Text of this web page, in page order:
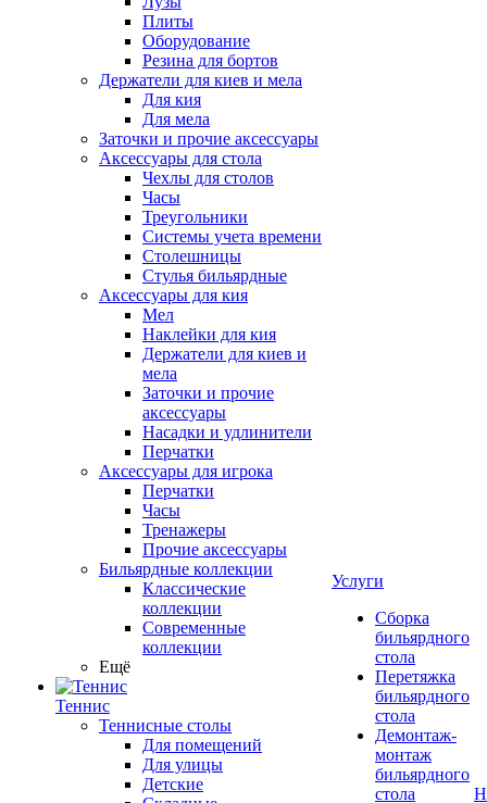
Плиты
Оборудование
Резина для бортов
Держатели для киев и мела
Для кия
Для мела
Заточки и прочие аксессуары
Аксессуары для стола
Чехлы для столов
Часы
Треугольники
Системы учета времени
Столешницы
Стулья бильярдные
Аксессуары для кия
Мел
Наклейки для кия
Держатели для киев и
мела
Заточки и прочие
аксессуары
Насадки и удлинители
Перчатки
Аксессуары для игрока
Перчатки
Часы
Тренажеры
Прочие аксессуары
Бильярдные коллекции
Классические
коллекции
Современные
коллекции
Ещё
Теннис
Теннисные столы
Для помещений
Для улицы
Детские
Услуги
Сборка
бильярдного
стола
Перетяжка
бильярдного
стола
Демонтаж-
монтаж
бильярдного
стола